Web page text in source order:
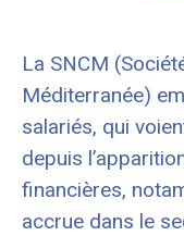
La SNCM
Méditerranée)
salariés, qui
depuis
financières,
accrue dans le